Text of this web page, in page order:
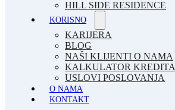
HILL SIDE RESIDENCE
KORISNO
KARIJERA
BLOG
NAŠI KLIJENTI O NAMA
KALKULATOR KREDITA
USLOVI POSLOVANJA
O NAMA
KONTAKT